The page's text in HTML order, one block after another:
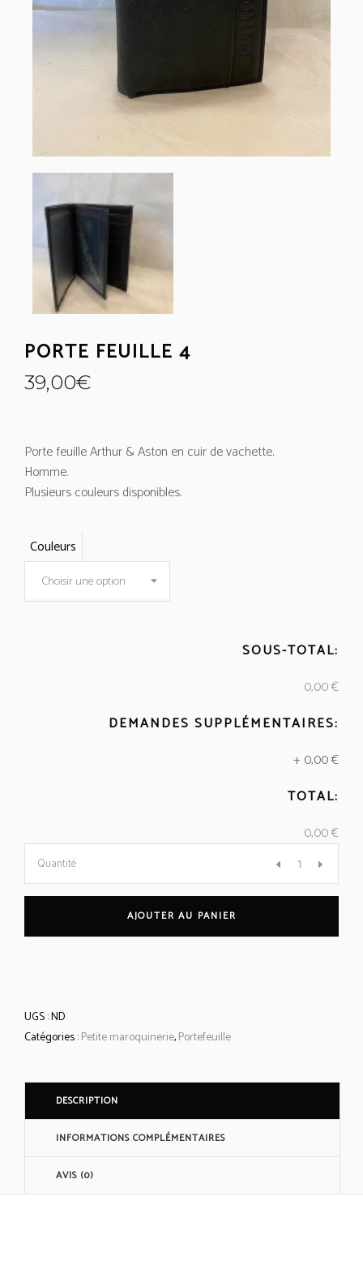
PORTE FEUILLE 4
39,00€
Porte feuille Arthur & Aston en cuir de vachette.
Homme.
Plusieurs couleurs disponibles.
Couleurs
Choisir une option
SOUS-TOTAL:
0,00 €
DEMANDES SUPPLÉMENTAIRES:
+0,00 €
TOTAL:
0,00 €
Porte
feuille
4
Quantité
AJOUTER AU PANIER
UGS :ND
Catégories :Petite maroquinerie,Portefeuille
DESCRIPTION
INFORMATIONS COMPLÉMENTAIRES
AVIS (0)